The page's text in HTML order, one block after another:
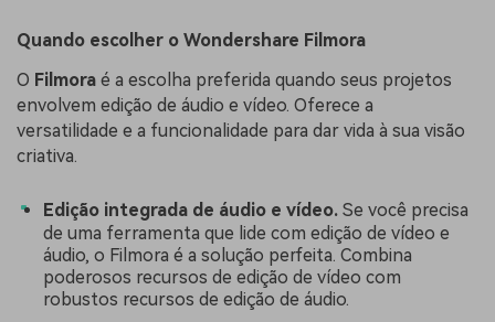
Quando escolher o Wondershare Filmora
O Filmora é a escolha preferida quando seus projetos
envolvem edição de áudio e vídeo. Oferece a
versatilidade e a funcionalidade para dar vida à sua visão
criativa.
Edição integrada de áudio e vídeo. Se você precisa
de uma ferramenta que lide com edição de vídeo e
áudio, o Filmora é a solução perfeita. Combina
poderosos recursos de edição de vídeo com
robustos recursos de edição de áudio.